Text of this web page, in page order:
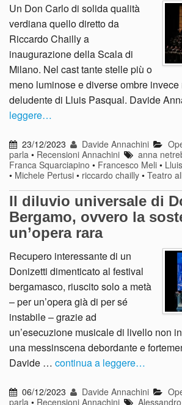
Un Don Carlo di solida qualità
verdiana quello diretto da
Riccardo Chailly a
inaugurazione della Scala di
Milano. Nel cast tante stelle più o
meno luminose e diverse ombre
deludente di Lluis Pasqual. Davide
leggere…
23/12/2023 Davide Annachini
parla • Recensioni Annachini anna
Franca Squarciapino • Francesco Meli •
• Michele Pertusi • riccardo chailly • Teatro
Il diluvio universale di
Bergamo, ovvero la
un’opera rara
Recupero interessante di un
Donizetti dimenticato al festival
bergamasco, riuscito solo a metà
– per un’opera già di per sé
instabile – grazie ad
un’esecuzione musicale di livello non
una messinscena debordante e
Davide … continua a leggere…
06/12/2023 Davide Annachini
parla • Recensioni Annachini